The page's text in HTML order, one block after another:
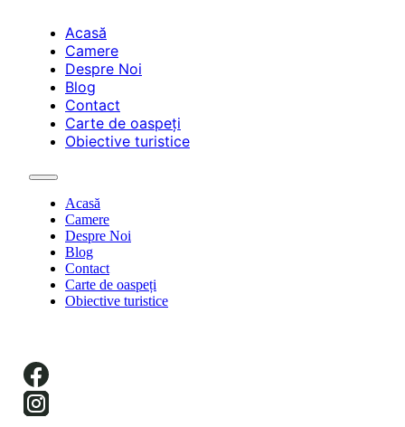
Acasă
Camere
Despre Noi
Blog
Contact
Carte de oaspeți
Obiective turistice
Acasă
Camere
Despre Noi
Blog
Contact
Carte de oaspeți
Obiective turistice